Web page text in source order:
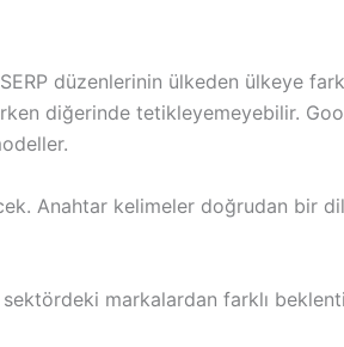
düzenlerinin ülkeden ülkeye
diğerinde tetikleyemeyebilir.
Anahtar kelimeler doğrudan bir
markalardan farklı